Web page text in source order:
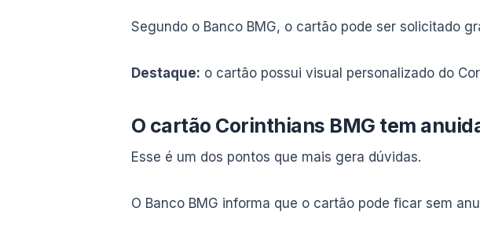
Segundo o Banco BMG, o cartão pode ser solicitado
Destaque: o cartão possui visual personalizado do
O cartão Corinthians BMG tem
Esse é um dos pontos que mais gera dúvidas.
O Banco BMG informa que o cartão pode ficar sem